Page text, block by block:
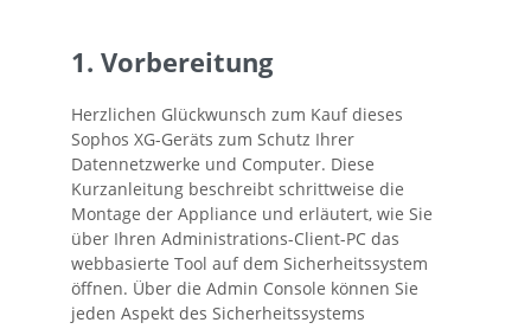
1. Vorbereitung
Herzlichen Glückwunsch zum Kauf dieses
Sophos XG-Geräts zum Schutz Ihrer
Datennetzwerke und Computer. Diese
Kurzanleitung beschreibt schrittweise die
Montage der Appliance und erläutert, wie Sie
über Ihren Administrations-Client-PC das
webbasierte Tool auf dem Sicherheitssystem
öffnen. Über die Admin Console können Sie
jeden Aspekt des Sicherheitssystems